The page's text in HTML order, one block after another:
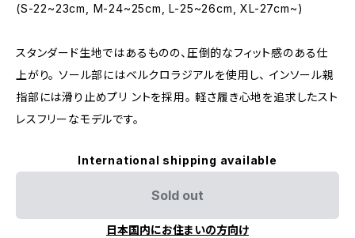
(S-22~23cm, M-24~25cm, L-25~26cm, XL-27cm~)
スタンダード生地ではあるものの、圧倒的なフィット感のある仕
上がり。 ソール部にはベルクロラジアルを使用し、 インソール親
指部には滑り止めプリ ントを採用。 軽さ履き心地を追求したスト
レスフリーなモデルです。
International shipping available
Sold out
日本国内にお住まいの方向け